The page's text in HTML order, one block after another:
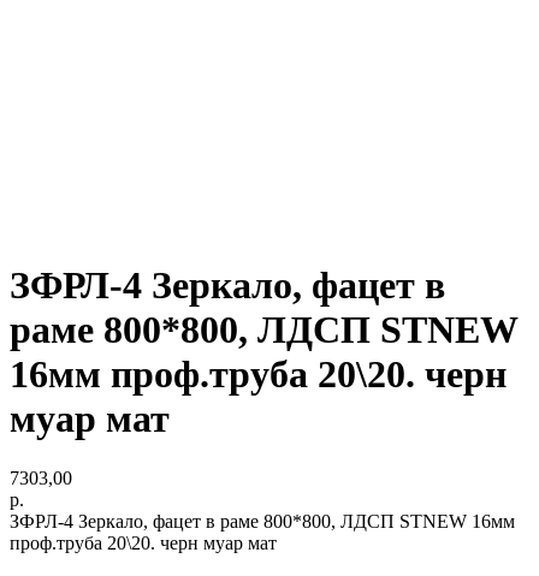
ЗФРЛ-4 Зеркало, фацет в
раме 800*800, ЛДСП STNEW
16мм проф.труба 20\20. черн
муар мат
7303,00
р.
ЗФРЛ-4 Зеркало, фацет в раме 800*800, ЛДСП STNEW 16мм
проф.труба 20\20. черн муар мат